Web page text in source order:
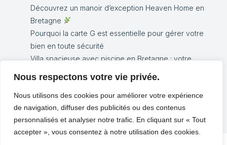
Nous respectons votre vie privée.
Nous utilisons des cookies pour améliorer votre expérience
de navigation, diffuser des publicités ou des contenus
personnalisés et analyser notre trafic. En cliquant sur « Tout
accepter », vous consentez à notre utilisation des cookies.
Découvrez un manoir d’exception Heaven Home en
Bretagne
Pourquoi la carte G est essentielle pour gérer votre
bien en toute sécurité
Villa spacieuse avec piscine en Bretagne : votre
Découvrez notre nouvelle maison à Perros-Guirec :
confort, charme et proximité du littoral